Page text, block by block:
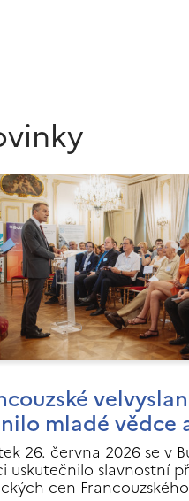
mladé vědce
26. června 2026 se v
uskutečnilo slavnostní
cen